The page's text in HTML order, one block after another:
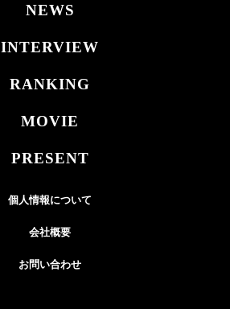
NEWS
INTERVIEW
RANKING
MOVIE
PRESENT
個人情報について
会社概要
お問い合わせ